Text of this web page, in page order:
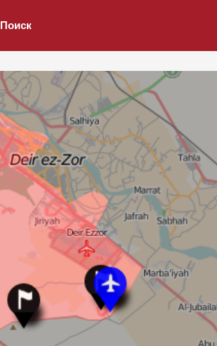
Поиск